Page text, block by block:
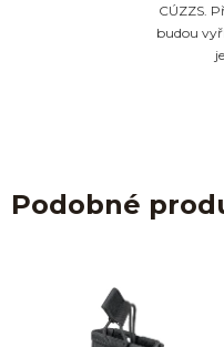
CÚZZS.
budou
Podobné